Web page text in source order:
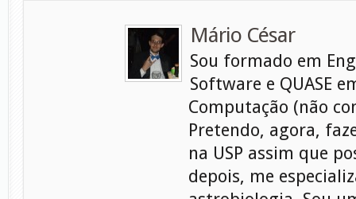
Mário César
Sou formado em
Software e QUASE
Computação (não
Pretendo, agora,
na USP assim que
depois, me